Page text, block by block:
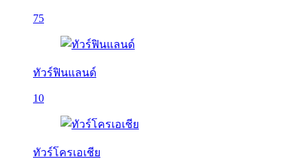
75
ทัวร์ฟินแลนด์
10
ทัวร์โครเอเชีย